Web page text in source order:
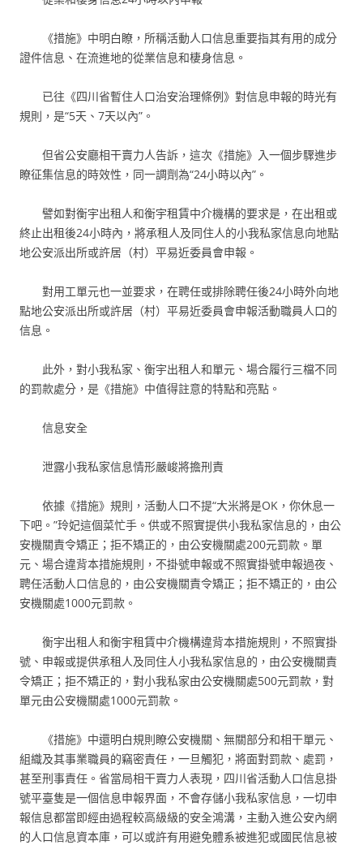
《措施》中明白瞭，所稱活動人口信息重要指其有用的成分
證件信息、在流進地的從業信息和棲身信息。
已往《四川省暫住人口治安治理條例》對信息申報的時光有
規則，是“5天、7天以內”。
但省公安廳相干賣力人告訴，這次《措施》入一個步驟進步
瞭征集信息的時效性，同一調劑為“24小時以內”。
譬如對衡宇出租人和衡宇租賃中介機構的要求是，在出租或
終止出租後24小時內，將承租人及同住人的小我私家信息向地點
地公安派出所或許居（村）平易近委員會申報。
對用工單元也一並要求，在聘任或排除聘任後24小時外向地
點地公安派出所或許居（村）平易近委員會申報活動職員人口的
信息。
此外，對小我私家、衡宇出租人和單元、場合履行三檔不同
的罰款處分，是《措施》中值得註意的特點和亮點。
信息安全
泄露小我私家信息情形嚴峻將擔刑責
依據《措施》規則，活動人口不提“大米將是OK，你休息一
下吧。”玲妃這個菜忙手。供或不照實提供小我私家信息的，由公
安機關責令矯正；拒不矯正的，由公安機關處200元罰款。單
元、場合違背本措施規則，不掛號申報或不照實掛號申報過夜、
聘任活動人口信息的，由公安機關責令矯正；拒不矯正的，由公
安機關處1000元罰款。
衡宇出租人和衡宇租賃中介機構違背本措施規則，不照實掛
號、申報或提供承租人及同住人小我私家信息的，由公安機關責
令矯正；拒不矯正的，對小我私家由公安機關處500元罰款，對
單元由公安機關處1000元罰款。
《措施》中還明白規則瞭公安機關、無關部分和相干單元、
組織及其事業職員的竊密責任，一旦觸犯，將面對罰款、處罰，
甚至刑事責任。省當局相干賣力人表現，四川省活動人口信息掛
號平臺隻是一個信息申報界面，不會存儲小我私家信息，一切申
報信息都當即經由過程較高級級的安全鴻溝，主動入進公安內網
的人口信息資本庫，可以或許有用避免體系被進犯或國民信息被